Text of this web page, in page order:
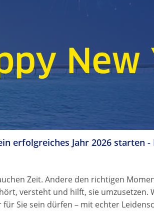
erfolgreiches Jahr 2026 starten
Zeit. Andere den richtigen
versteht und hilft, sie umzusetzen.
Sie sein dürfen – mit echter